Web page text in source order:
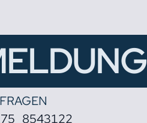
8543122